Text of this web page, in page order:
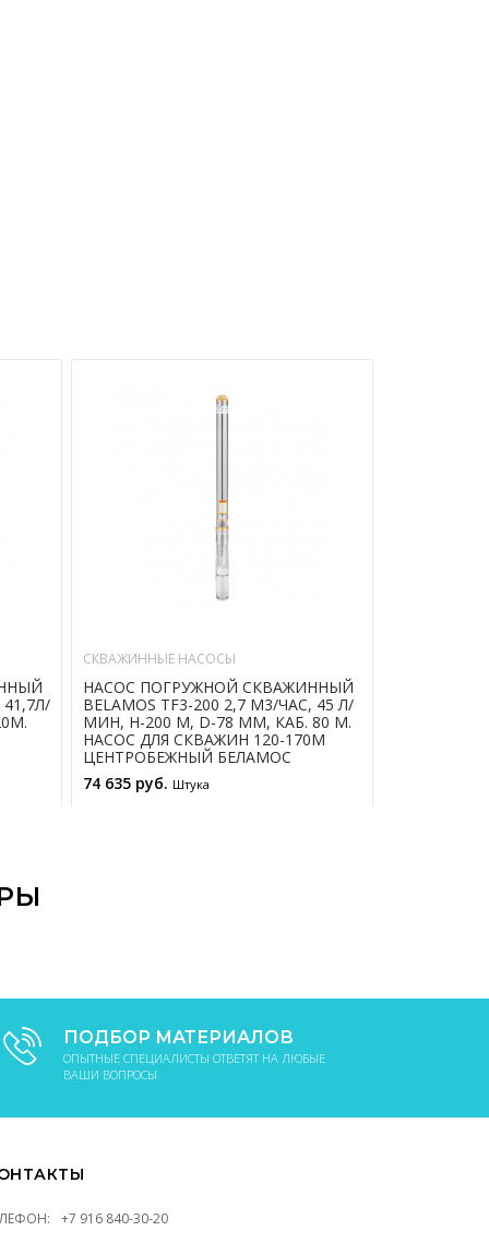
41,7Л/
СКВАЖИННЫЕ НАСОСЫ
НАСОС ПОГРУЖНОЙ СКВАЖИННЫЙ
BELAMOS TF3-200 2,7 М3/ЧАС, 45 Л/
МИН, Н-200 М, D-78 ММ, КАБ. 80 М.
НАСОС ДЛЯ СКВАЖИН 120-170М
ЦЕНТРОБЕЖНЫЙ БЕЛАМОС
74 635 руб. Штука
ПОДБОР МАТЕРИАЛОВ
ОПЫТНЫЕ СПЕЦИАЛИСТЫ ОТВЕТЯТ НА ЛЮБЫЕ
ВАШИ ВОПРОСЫ
+7 916 840-30-20